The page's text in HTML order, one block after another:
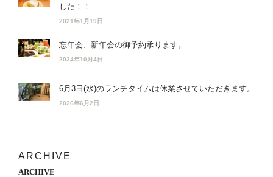
した！！
2021年1月19日
忘年会、新年会の御予約承ります。
2024年10月4日
6月3日(水)のランチタイムは休業させていただきます。
2026年6月2日
ARCHIVE
ARCHIVE